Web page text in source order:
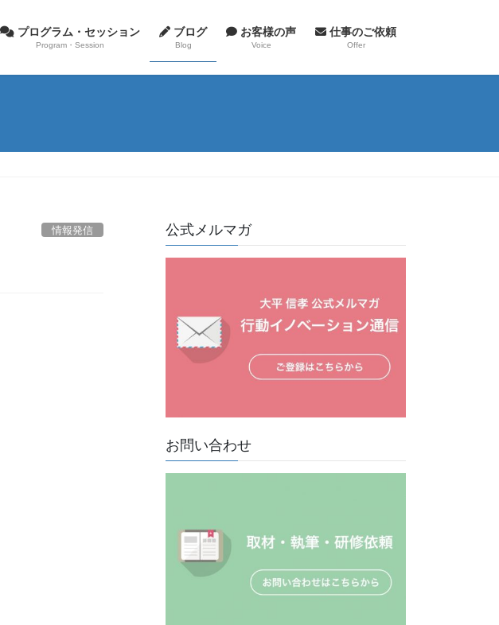
プログラム・セッション
Program・Session
ブログ
Blog
お客様の声
Voice
仕事のご依頼
Offer
情報発信 公式メルマガ
お問い合わせ